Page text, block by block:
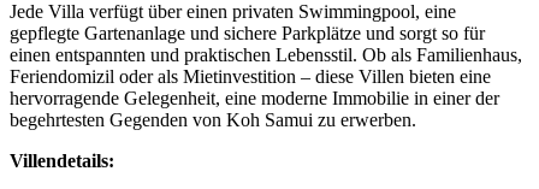
Jede Villa verfügt über einen privaten Swimmingpool, eine
gepflegte Gartenanlage und sichere Parkplätze und sorgt so für
einen entspannten und praktischen Lebensstil. Ob als Familienhaus,
Feriendomizil oder als Mietinvestition – diese Villen bieten eine
hervorragende Gelegenheit, eine moderne Immobilie in einer der
begehrtesten Gegenden von Koh Samui zu erwerben.
Villendetails: